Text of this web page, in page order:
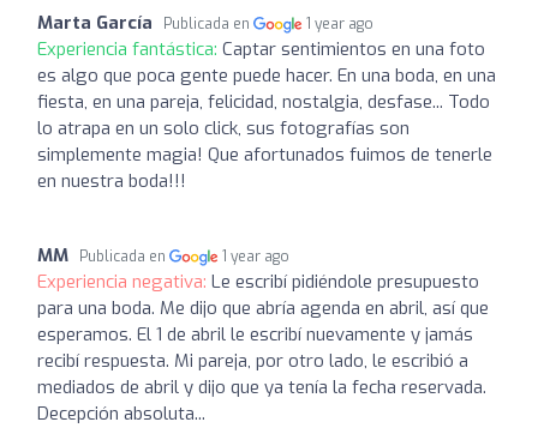
Marta García Publicada en 1 year ago
Experiencia fantástica: Captar sentimientos en una foto
es algo que poca gente puede hacer. En una boda, en una
fiesta, en una pareja, felicidad, nostalgia, desfase... Todo
lo atrapa en un solo click, sus fotografías son
simplemente magia! Que afortunados fuimos de tenerle
en nuestra boda!!!
MM Publicada en 1 year ago
Experiencia negativa: Le escribí pidiéndole presupuesto
para una boda. Me dijo que abría agenda en abril, así que
esperamos. El 1 de abril le escribí nuevamente y jamás
recibí respuesta. Mi pareja, por otro lado, le escribió a
mediados de abril y dijo que ya tenía la fecha reservada.
Decepción absoluta...